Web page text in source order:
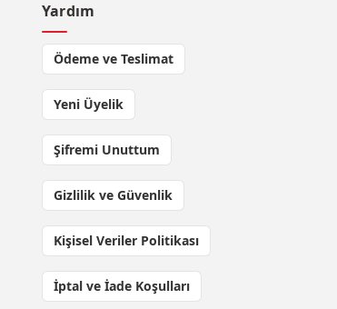
Yardım
Ödeme ve Teslimat
Yeni Üyelik
Şifremi Unuttum
Gizlilik ve Güvenlik
Kişisel Veriler Politikası
İptal ve İade Koşulları